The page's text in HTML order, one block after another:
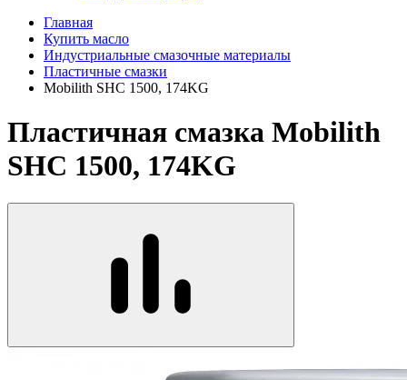
Главная
Купить масло
Индустриальные смазочные материалы
Пластичные смазки
Mobilith SHC 1500, 174KG
Пластичная смазка Mobilith
SHC 1500, 174KG